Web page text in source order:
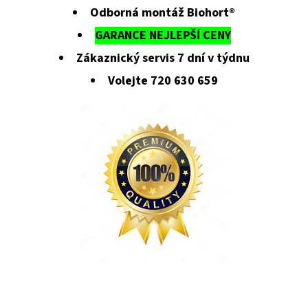
Odborná montáž Biohort®
GARANCE NEJLEPŠÍ CENY
Zákaznický servis 7 dní v týdnu
Volejte 720 630 659